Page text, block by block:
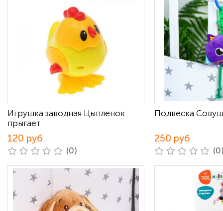
Игрушка заводная Цыпленок
прыгает
120 руб
(0)
Подвеска
250 руб